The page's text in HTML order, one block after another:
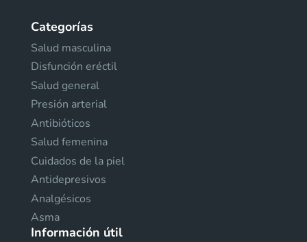
Categorías
Salud masculina
Disfunción eréctil
Salud general
Presión arterial
Antibióticos
Salud femenina
Cuidados de la piel
Antidepresivos
Analgésicos
Asma
Información útil